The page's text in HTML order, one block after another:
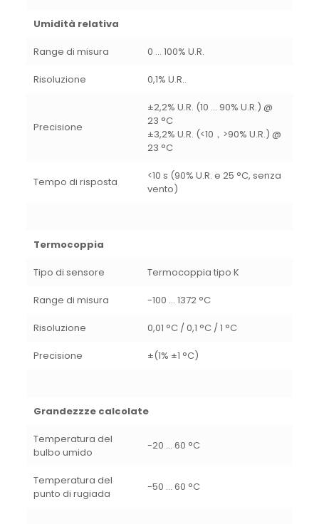
Umidità relativa
Range di misura 0 … 100% U.R.
Risoluzione 0,1% U.R..
Precisione
±2,2% U.R. (10 … 90% U.R.) @
23 °C
±3,2% U.R. (<10，>90% U.R.) @
23 °C
Tempo di risposta
<10 s (90% U.R. e 25 °C, senza
vento)
Termocoppia
Tipo di sensore Termocoppia tipo K
Range di misura -100 … 1372 °C
Risoluzione 0,01 °C / 0,1 °C / 1 °C
Precisione ±(1% ±1 °C)
Grandezzze calcolate
Temperatura del
bulbo umido
-20 … 60 °C
Temperatura del
punto di rugiada
-50 … 60 °C